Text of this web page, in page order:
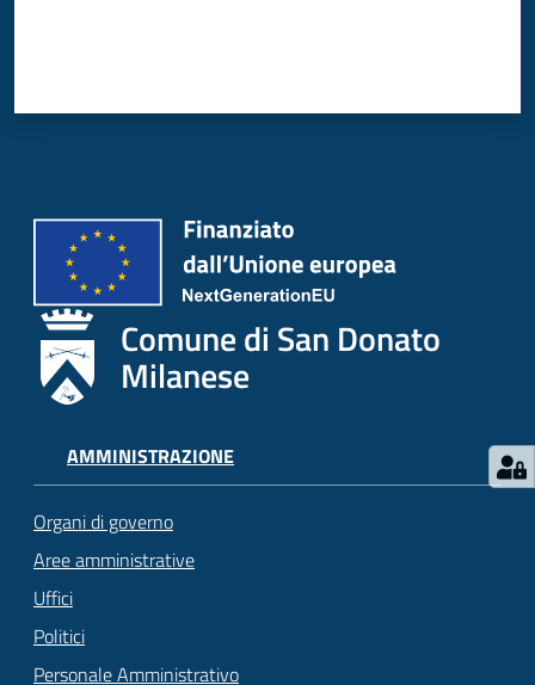
Comune di San Donato
Milanese
AMMINISTRAZIONE
Organi di governo
Aree amministrative
Uffici
Politici
Personale Amministrativo